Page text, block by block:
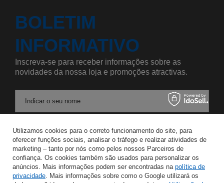
BOLETIM
INFORMATIVO
Inscreva-se para receber informações sobre as
novidades da nossa loja e promoções atractivas.
Indicar o seu nome
Introduza o seu endereço de correio eletrónico
Concordo com o tratamento dos meus dados pessoais para os fins e o âmbito do serviço de Newsletter no
GUARDAR
Utilizamos cookies para o correto funcionamento do site, para
oferecer funções sociais, analisar o tráfego e realizar atividades de
marketing – tanto por nós como pelos nossos Parceiros de
confiança. Os cookies também são usados para personalizar os
anúncios. Mais informações podem ser encontradas na política de
privacidade. Mais informações sobre como o Google utilizará os